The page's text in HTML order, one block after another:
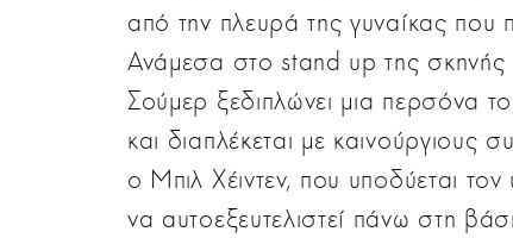
από την πλευρά της γυναίκας που
Ανάμεσα στο stand up της σκηνής
Σούμερ ξεδιπλώνει μια περσόνα
και διαπλέκεται με
ο Μπιλ Χέιντεν, που υποδύεται
να αυτοεξευτελιστεί πάνω στη